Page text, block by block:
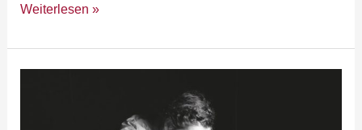
Weiterlesen »